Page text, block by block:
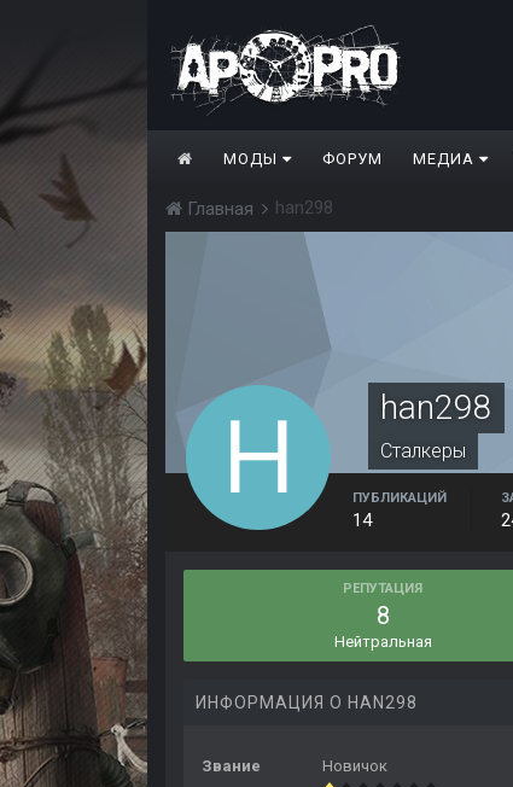
МОДЫ ФОРУМ МЕДИА
Главная han298
han298
Сталкеры
ПУБЛИКАЦИЙ
14
РЕПУТАЦИЯ
8
Нейтральная
ИНФОРМАЦИЯ О HAN298
Звание Новичок